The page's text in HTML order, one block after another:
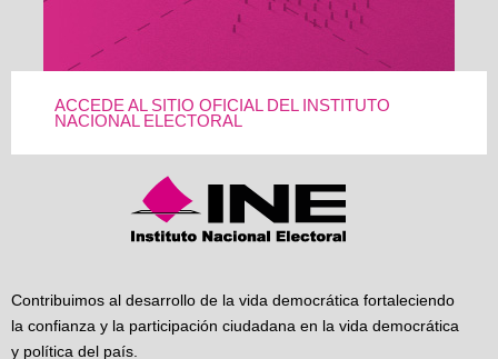
ACCEDE AL SITIO OFICIAL DEL INSTITUTO
NACIONAL ELECTORAL
Contribuimos al desarrollo de la vida democrática fortaleciendo
la confianza y la participación ciudadana en la vida democrática
y política del país.